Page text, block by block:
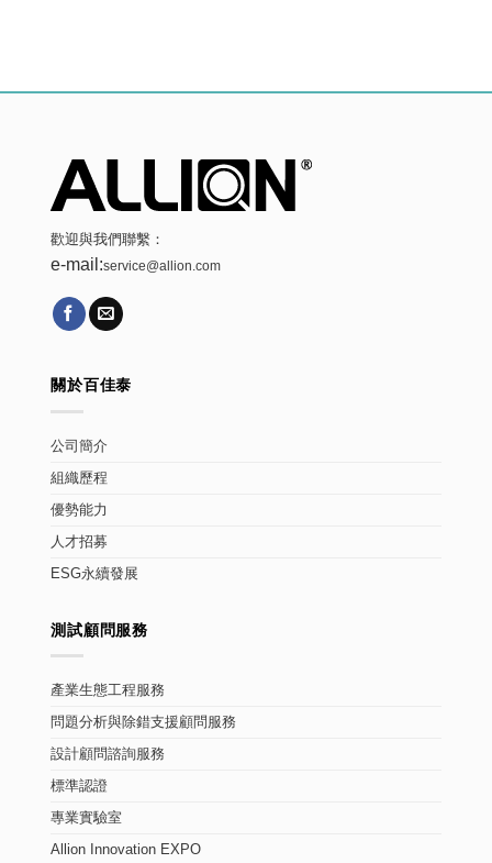
歡迎與我們聯繫：
e-mail:service@allion.com
關於百佳泰
公司簡介
組織歷程
優勢能力
人才招募
ESG永續發展
測試顧問服務
產業生態工程服務
問題分析與除錯支援顧問服務
設計顧問諮詢服務
標準認證
專業實驗室
Allion Innovation EXPO